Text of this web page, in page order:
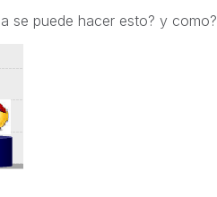
se puede hacer esto? y como?